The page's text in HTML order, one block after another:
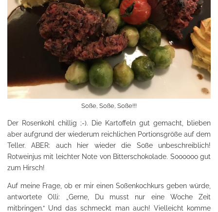
Soße, Soße, Soße!!!
Der Rosenkohl chillig ;-). Die Kartoffeln gut gemacht, blieben
aber aufgrund der wiederum reichlichen Portionsgröße auf dem
Teller. ABER: auch hier wieder die Soße unbeschreiblich!
Rotweinjus mit leichter Note von Bitterschokolade. Soooooo gut
zum Hirsch!
Auf meine Frage, ob er mir einen Soßenkochkurs geben würde,
antwortete Olli: „Gerne, Du musst nur eine Woche Zeit
mitbringen.“ Und das schmeckt man auch! Vielleicht komme